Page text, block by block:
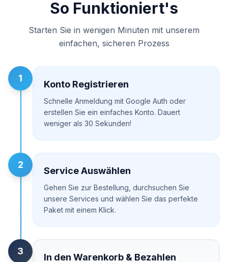
So Funktioniert's
Starten Sie in wenigen Minuten mit unserem
einfachen, sicheren Prozess
1
Konto Registrieren
Schnelle Anmeldung mit Google Auth oder
erstellen Sie ein einfaches Konto. Dauert
weniger als 30 Sekunden!
2
Service Auswählen
Gehen Sie zur Bestellung, durchsuchen Sie
unsere Services und wählen Sie das perfekte
Paket mit einem Klick.
3
In den Warenkorb & Bezahlen